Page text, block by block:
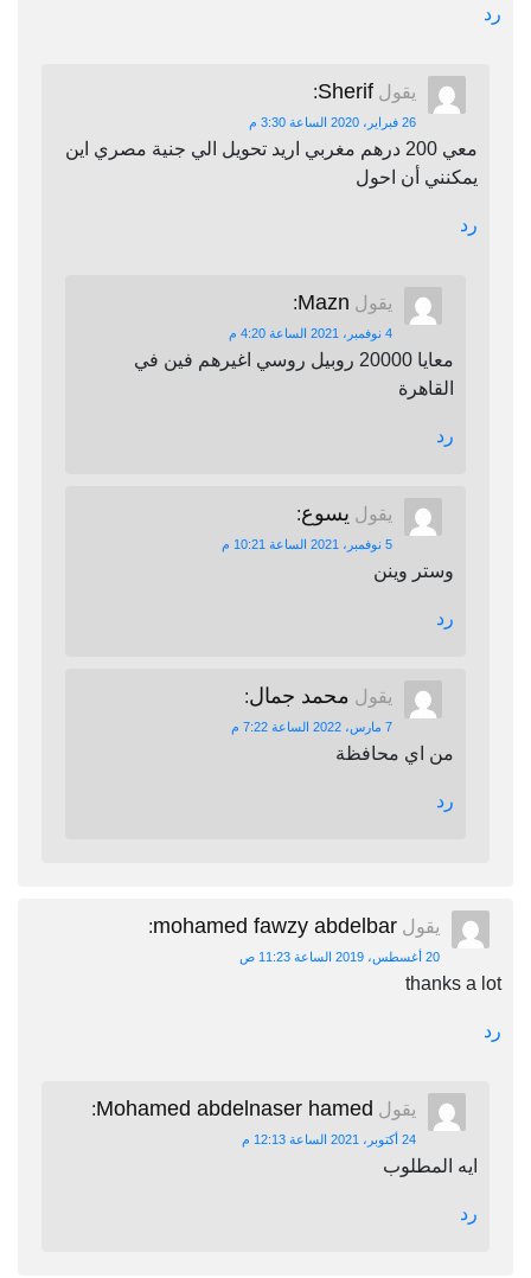
رد
يقول Sherif
:
26 فبراير، 2020 الساعة 3:30 م
معي 200 درهم مغربي اريد تحويل الي جنية مصري اين
يمكنني أن احول
رد
يقول Mazn
:
4 نوفمبر، 2021 الساعة 4:20 م
معايا 20000 روبيل روسي اغيرهم فين في
القاهرة
رد
يقول يسوع:
5 نوفمبر، 2021 الساعة 10:21 م
وستر وينن
رد
يقول محمد جمال:
7 مارس، 2022 الساعة 7:22 م
من اي محافظة
رد
يقول mohamed fawzy abdelbar
:
20 أغسطس، 2019 الساعة 11:23 ص
thanks a lot
رد
يقول Mohamed abdelnaser hamed
:
24 أكتوبر، 2021 الساعة 12:13 م
ايه المطلوب
رد